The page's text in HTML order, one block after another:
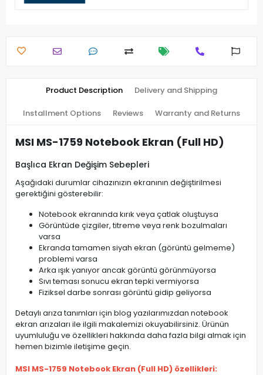
Product Description Delivery and Shipping
Installment Options Reviews Warranty and Returns
MSI MS-1759 Notebook Ekran (Full HD)
Başlıca Ekran Değişim Sebepleri
Aşağıdaki durumlar cihazınızın ekranının değiştirilmesi
gerektiğini gösterebilir:
Notebook ekranında kırık veya çatlak oluştuysa
Görüntüde çizgiler, titreme veya renk bozulmaları
varsa
Ekranda tamamen siyah ekran (görüntü gelmeme)
problemi varsa
Arka ışık yanıyor ancak görüntü görünmüyorsa
Sıvı teması sonucu ekran tepki vermiyorsa
Fiziksel darbe sonrası görüntü gidip geliyorsa
Detaylı arıza tanımları için blog yazılarımızdan notebook
ekran arızaları ile ilgili makalemizi okuyabilirsiniz. Ürünün
uyumluluğu ve özellikleri hakkında daha fazla bilgi almak için
hemen bizimle iletişime geçin.
MSI MS-1759 Notebook Ekran (Full HD) özellikleri: